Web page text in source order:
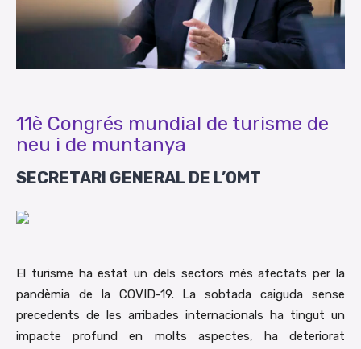
11è Congrés mundial de turisme de
neu i de muntanya
SECRETARI GENERAL DE L’OMT
El turisme ha estat un dels sectors més afectats per la
pandèmia de la COVID-19. La sobtada caiguda sense
precedents de les arribades internacionals ha tingut un
impacte profund en molts aspectes, ha deteriorat